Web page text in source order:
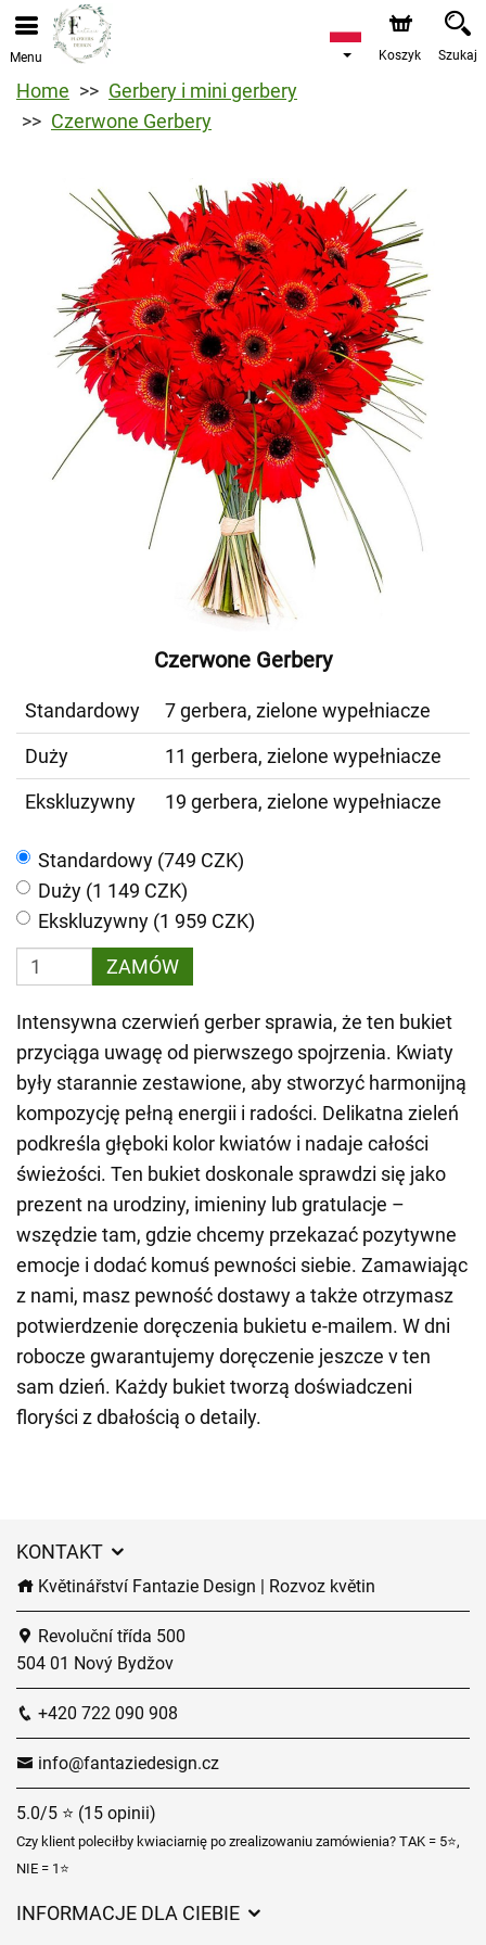
Menu Koszyk Szukaj
Home
Gerbery i mini gerbery
Czerwone Gerbery
Czerwone Gerbery
Standardowy
7 gerbera, zielone wypełniacze
Duży
11 gerbera, zielone wypełniacze
Ekskluzywny
19 gerbera, zielone wypełniacze
Standardowy (749 CZK)
Duży (1 149 CZK)
Ekskluzywny (1 959 CZK)
ZAMÓW
Intensywna czerwień gerber sprawia, że ten bukiet
przyciąga uwagę od pierwszego spojrzenia. Kwiaty
były starannie zestawione, aby stworzyć harmonijną
kompozycję pełną energii i radości. Delikatna zieleń
podkreśla głęboki kolor kwiatów i nadaje całości
świeżości. Ten bukiet doskonale sprawdzi się jako
prezent na urodziny, imieniny lub gratulacje –
wszędzie tam, gdzie chcemy przekazać pozytywne
emocje i dodać komuś pewności siebie. Zamawiając
z nami, masz pewność dostawy a także otrzymasz
potwierdzenie doręczenia bukietu e-mailem. W dni
robocze gwarantujemy doręczenie jeszcze v ten
sam dzień. Każdy bukiet tworzą doświadczeni
floryści z dbałością o detaily.
KONTAKT
Květinářství Fantazie Design | Rozvoz květin
Revoluční třída 500
504 01 Nový Bydžov
+420 722 090 908
info@fantaziedesign.cz
5.0/5 ⭐ (15 opinii)
Czy klient poleciłby kwiaciarnię po zrealizowaniu zamówienia? TAK = 5⭐,
NIE = 1⭐
INFORMACJE DLA CIEBIE